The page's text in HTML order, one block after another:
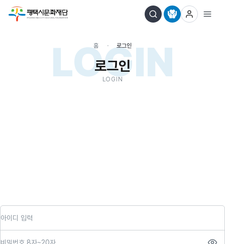
LOGIN
홈 로그인
로그인
LOGIN